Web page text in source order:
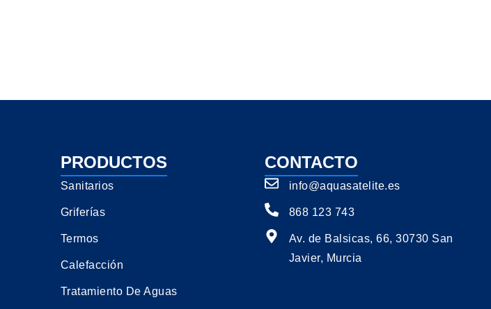
PRODUCTOS
Sanitarios
Griferías
Termos
Calefacción
Tratamiento De Aguas
CONTACTO
info@aquasatelite.es
868 123 743
Av. de Balsicas, 66, 30730 San
Javier, Murcia